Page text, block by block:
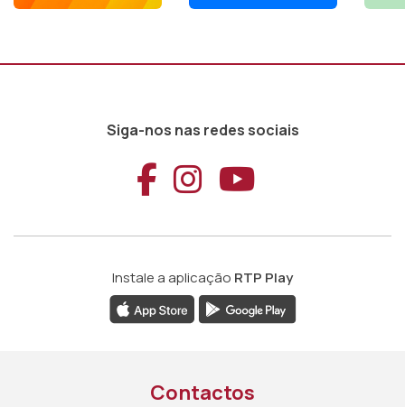
Siga-nos nas redes sociais
Aceder ao
Aceder ao
Aceder
Instale a aplicação RTP Play
Contactos